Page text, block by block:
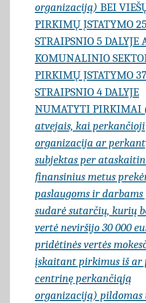
organizaciją) BEI
PIRKIMŲ ĮSTATYMO 25
STRAIPSNIO 5 DALYJE
KOMUNALINIO
PIRKIMŲ ĮSTATYMO
STRAIPSNIO 4 DALYJE
NUMATYTI PIRKIMAI
atvejais, kai perkančioji
organizacija ar
subjektas per
finansinius metus
paslaugoms ir
sudarė sutarčių, kurių
vertė neviršijo 30 000
pridėtinės vertės
įskaitant pirkimus iš ar
centrinę perkančiąją
organizaciją)